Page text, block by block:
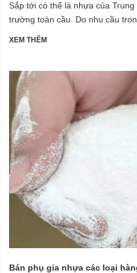
Sắp tới có thể là nhựa của
trường toàn cầu. Do nhu cầu
XEM THÊM
Bán phụ gia nhựa các loại